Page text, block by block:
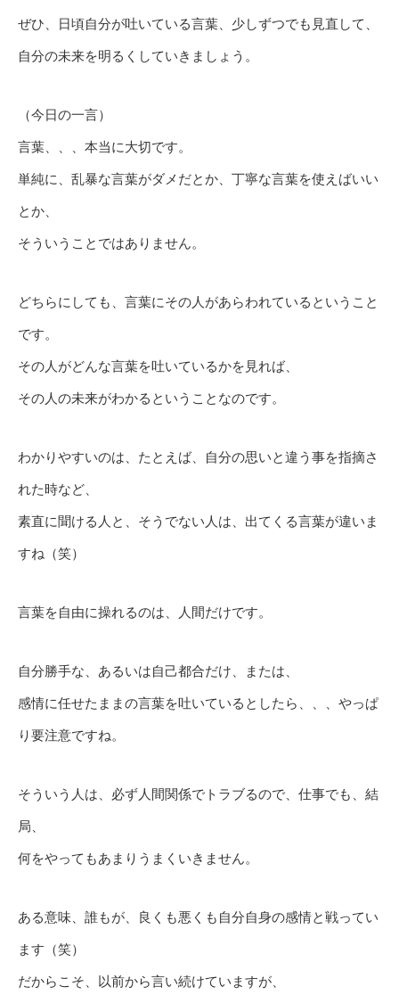
ぜひ、日頃自分が吐いている言葉、少しずつでも見直して、
自分の未来を明るくしていきましょう。
（今日の一言）
言葉、、、本当に大切です。
単純に、乱暴な言葉がダメだとか、丁寧な言葉を使えばいい
とか、
そういうことではありません。
どちらにしても、言葉にその人があらわれているということ
です。
その人がどんな言葉を吐いているかを見れば、
その人の未来がわかるということなのです。
わかりやすいのは、たとえば、自分の思いと違う事を指摘さ
れた時など、
素直に聞ける人と、そうでない人は、出てくる言葉が違いま
すね（笑）
言葉を自由に操れるのは、人間だけです。
自分勝手な、あるいは自己都合だけ、または、
感情に任せたままの言葉を吐いているとしたら、、、やっぱ
り要注意ですね。
そういう人は、必ず人間関係でトラブるので、仕事でも、結
局、
何をやってもあまりうまくいきません。
ある意味、誰もが、良くも悪くも自分自身の感情と戦ってい
ます（笑）
だからこそ、以前から言い続けていますが、